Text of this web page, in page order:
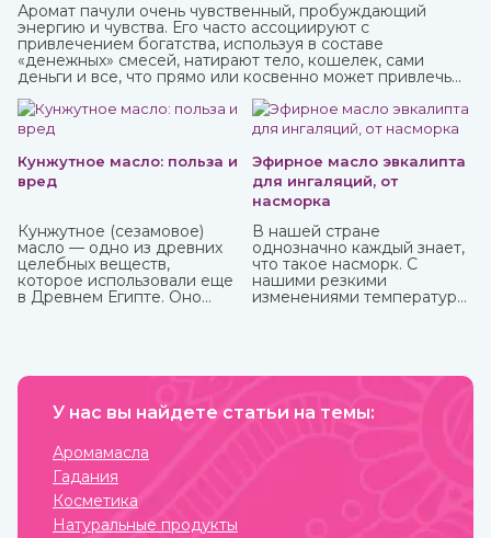
Аромат пачули очень чувственный, пробуждающий
энергию и чувства. Его часто ассоциируют с
привлечением богатства, используя в составе
«денежных» смесей, натирают тело, кошелек, сами
деньги и все, что прямо или косвенно может привлечь
Кунжутное масло: польза и
вред
Кунжутное (сезамовое)
масло — одно из древних
целебных веществ,
которое использовали еще
в Древнем Египте. Оно
долго, до 9 лет, может
ценных качеств.
Эфирное масло эвкалипта
для ингаляций, от
насморка
В нашей стране
однозначно каждый знает,
что такое насморк. С
нашими резкими
изменениями температуры,
выздоравливающие вновь
продолжаться до
У нас вы найдете статьи на темы:
Аромамасла
Гадания
Косметика
Натуральные продукты